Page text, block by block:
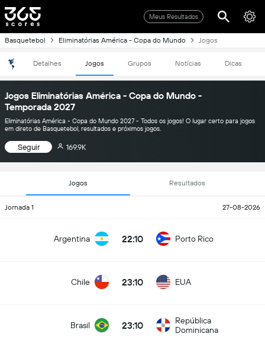
Meus Resultados
Basquetebol Eliminatórias América - Copa do Mundo Jogos
Detalhes Jogos Grupos Notícias Dicas
Jogos Eliminatórias América - Copa do Mundo -
Temporada 2027
Eliminatórias América - Copa do Mundo 2027 - Todos os jogos! O lugar certo para jogos
em direto de Basquetebol, resultados e próximos jogos.
Seguir 169.9K
Jogos Resultados
Jornada 1 27-08-2026
Argentina 22:10 Porto Rico
Chile 23:10 EUA
Brasil 23:10
República
Dominicana